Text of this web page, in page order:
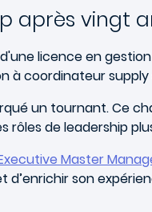
après vingt
licence en
à coordinateur
un tournant. Ce
rôles de leadership
Master
son